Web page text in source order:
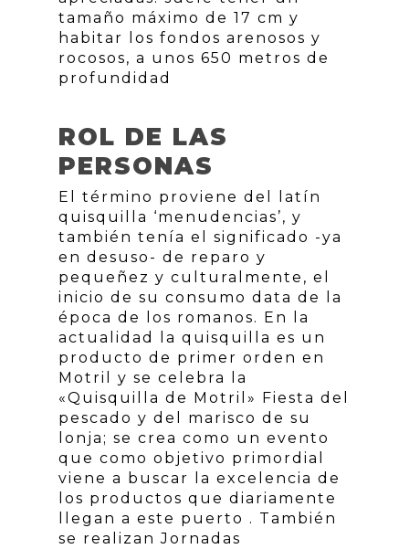
tamaño máximo de 17 cm y
habitar los fondos arenosos y
rocosos, a unos 650 metros de
profundidad
ROL DE LAS
PERSONAS
El término proviene del latín
quisquilla ‘menudencias’, y
también tenía el significado -ya
en desuso- de reparo y
pequeñez y culturalmente, el
inicio de su consumo data de la
época de los romanos. En la
actualidad la quisquilla es un
producto de primer orden en
Motril y se celebra la
«Quisquilla de Motril» Fiesta del
pescado y del marisco de su
lonja; se crea como un evento
que como objetivo primordial
viene a buscar la excelencia de
los productos que diariamente
llegan a este puerto . También
se realizan Jornadas